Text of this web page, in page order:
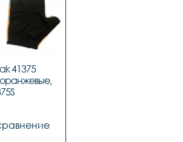
41375